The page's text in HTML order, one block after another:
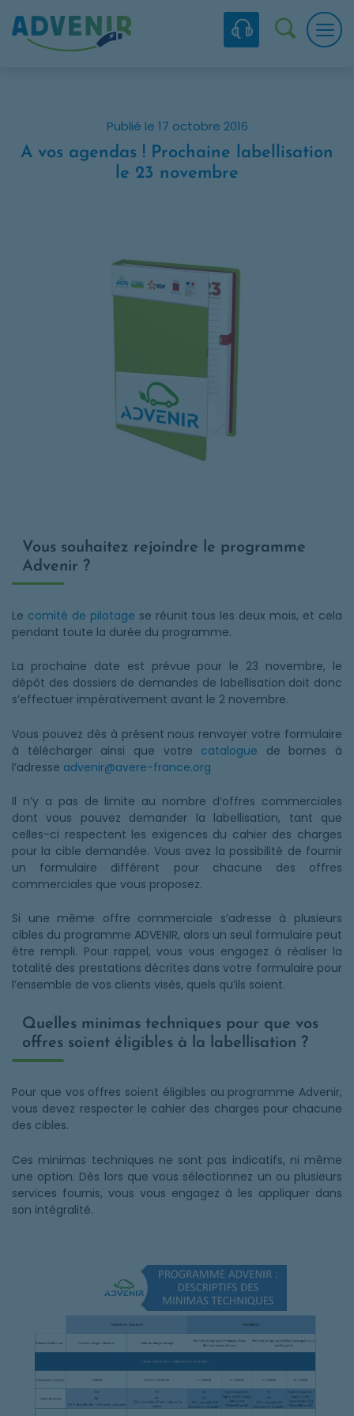
Publié le 17 octobre 2016
A vos agendas ! Prochaine labellisation
le 23 novembre
Vous souhaitez rejoindre le programme
Advenir ?
Le comité de pilotage se réunit tous les deux mois, et cela
pendant toute la durée du programme.
La prochaine date est prévue pour le 23 novembre, le
dépôt des dossiers de demandes de labellisation doit donc
s’effectuer impérativement avant le 2 novembre.
Vous pouvez dès à présent nous renvoyer votre formulaire
à télécharger ainsi que votre catalogue de bornes à
l’adresse advenir@avere-france.org
Il n’y a pas de limite au nombre d’offres commerciales
dont vous pouvez demander la labellisation, tant que
celles-ci respectent les exigences du cahier des charges
pour la cible demandée. Vous avez la possibilité de fournir
un formulaire différent pour chacune des offres
commerciales que vous proposez.
Si une même offre commerciale s’adresse à plusieurs
cibles du programme ADVENIR, alors un seul formulaire peut
être rempli. Pour rappel, vous vous engagez à réaliser la
totalité des prestations décrites dans votre formulaire pour
l’ensemble de vos clients visés, quels qu’ils soient.
Quelles minimas techniques pour que vos
offres soient éligibles à la labellisation ?
Pour que vos offres soient éligibles au programme Advenir,
vous devez respecter le cahier des charges pour chacune
des cibles.
Ces minimas techniques ne sont pas indicatifs, ni même
une option. Dès lors que vous sélectionnez un ou plusieurs
services fournis, vous vous engagez à les appliquer dans
son intégralité.